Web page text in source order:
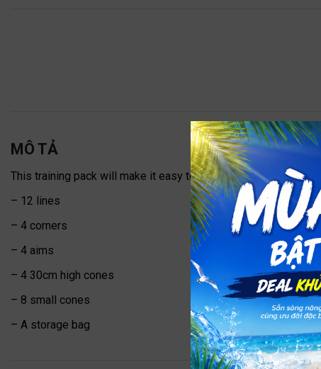
MÔ TẢ
This training pack will make it easy to materialize your
– 12 lines
– 4 corners
– 4 aims
– 4 30cm high cones
– 8 small cones
– A storage bag